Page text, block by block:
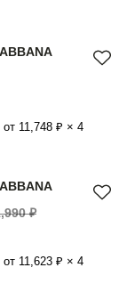
11,748 ₽ × 4
₽
11,623 ₽ × 4